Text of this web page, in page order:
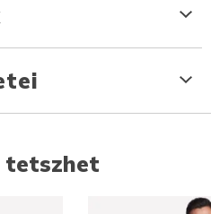
tetszhet